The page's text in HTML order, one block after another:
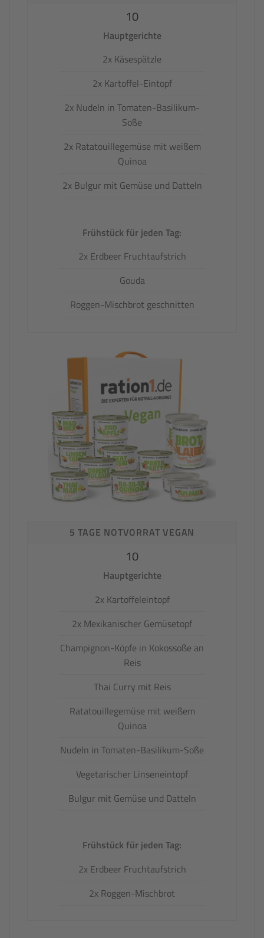
10
Hauptgerichte
2x Käsespätzle
2x Kartoffel-Eintopf
2x Nudeln in Tomaten-Basilikum-
Soße
2x Ratatouillegemüse mit weißem
Quinoa
2x Bulgur mit Gemüse und Datteln
Frühstück für jeden Tag:
2x Erdbeer Fruchtaufstrich
Gouda
Roggen-Mischbrot geschnitten
5 TAGE NOTVORRAT VEGAN
10
Hauptgerichte
2x Kartoffeleintopf
2x Mexikanischer Gemüsetopf
Champignon-Köpfe in Kokossoße an
Reis
Thai Curry mit Reis
Ratatouillegemüse mit weißem
Quinoa
Nudeln in Tomaten-Basilikum-Soße
Vegetarischer Linseneintopf
Bulgur mit Gemüse und Datteln
Frühstück für jeden Tag:
2x Erdbeer Fruchtaufstrich
2x Roggen-Mischbrot